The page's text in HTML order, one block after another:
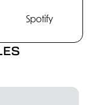
Spotify